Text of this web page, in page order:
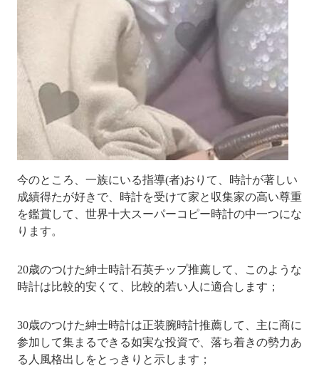
今のところ、一族にいる指導(者)おりて、時計が著しい
成績得たが好きで、時計を受けて家と収集家の高い尊重
を鑑賞して、世界十大スーパーコピー時計の中一つにな
ります。
20歳のつけた紳士時計石英チップ推薦して、このような
時計は比較的安くて、比較的若い人に適合します；
30歳のつけた紳士時計は正装腕時計推薦して、主に商に
参加して集まるできる如実な投資で、落ち着きの勢力あ
る人風格出しをとっきりと示します；